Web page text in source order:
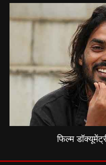
फिल्म